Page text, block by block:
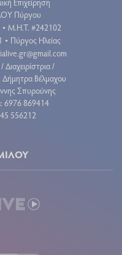
Πύργου
• Μ.Η.Τ. #242102
• Πύργος Ηλείας
Διαχειρίστρια /
Δήμητρα Βέλμαχου
Σπυρούνης
6976 869414
556212